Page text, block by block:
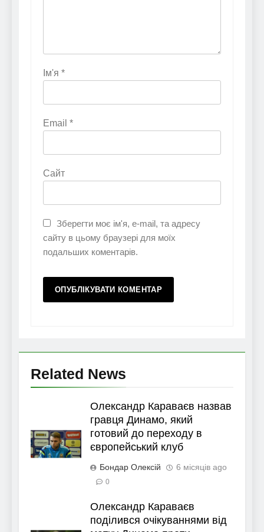
Ім'я *
Email *
Сайт
Зберегти моє ім'я, e-mail, та адресу
сайту в цьому браузері для моїх
подальших коментарів.
Related News
Олександр Караваєв назвав
гравця Динамо, який
готовий до переходу в
європейський клуб
Бондар Олексій 6 місяців ago
0
Олександр Караваєв
поділився очікуваннями від